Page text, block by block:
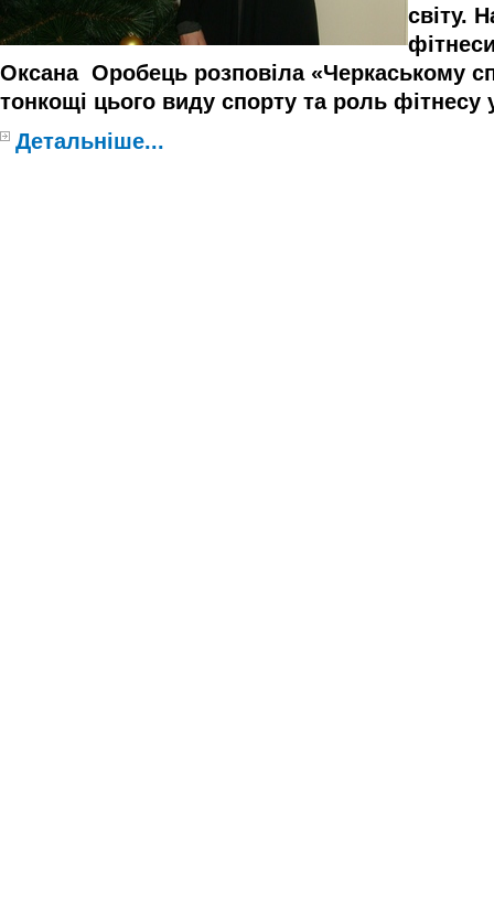
світу.
Оксана Оробець розповіла «Черкаському
тонкощі цього виду спорту та роль фітнесу
Детальніше...